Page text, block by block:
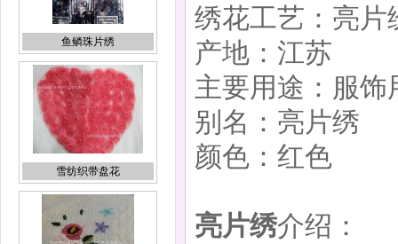
雪纺织带盘花
粗线手工绣花
绣花工艺：亮片
产地：江苏
主要用途：服饰
别名：亮片绣
颜色：红色
亮片绣介绍：